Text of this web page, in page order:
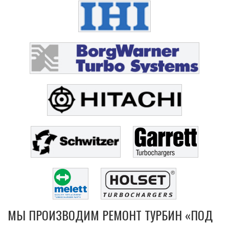
МЫ ПРОИЗВОДИМ РЕМОНТ ТУРБИН «ПОД